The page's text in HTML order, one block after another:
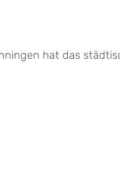
hat das